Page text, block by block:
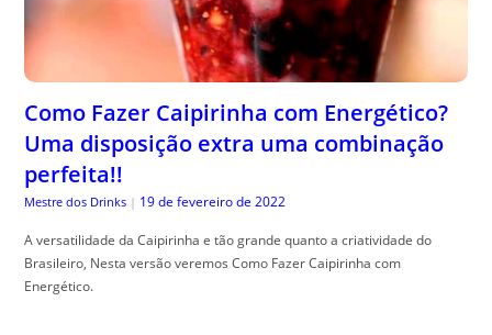
Como Fazer Caipirinha com Energético?
Uma disposição extra uma combinação
perfeita!!
Mestre dos Drinks | 19 de fevereiro de 2022
A versatilidade da Caipirinha e tão grande quanto a criatividade do
Brasileiro, Nesta versão veremos Como Fazer Caipirinha com
Energético.